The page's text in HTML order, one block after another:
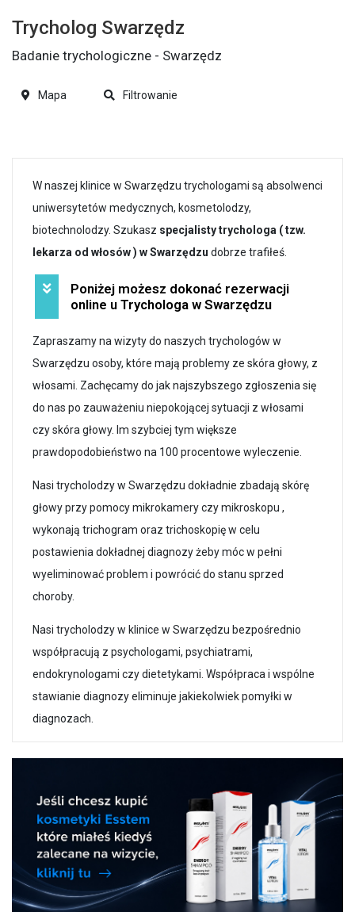
W naszej klinice w Swarzędzu trychologami są absolwenci
uniwersytetów medycznych, kosmetolodzy,
biotechnolodzy. Szukasz specjalisty trychologa ( tzw.
lekarza od włosów ) w Swarzędzu dobrze trafiłeś.
Poniżej możesz dokonać rezerwacji
online u Trychologa w Swarzędzu
Zapraszamy na wizyty do naszych trychologów w
Swarzędzu osoby, które mają problemy ze skóra głowy, z
włosami. Zachęcamy do jak najszybszego zgłoszenia się
do nas po zauważeniu niepokojącej sytuacji z włosami
czy skóra głowy. Im szybciej tym większe
prawdopodobieństwo na 100 procentowe wyleczenie.
Nasi trycholodzy w Swarzędzu dokładnie zbadają skórę
głowy przy pomocy mikrokamery czy mikroskopu ,
wykonają trichogram oraz trichoskopię w celu
postawienia dokładnej diagnozy żeby móc w pełni
wyeliminować problem i powrócić do stanu sprzed
choroby.
Nasi trycholodzy w klinice w Swarzędzu bezpośrednio
współpracują z psychologami, psychiatrami,
endokrynologami czy dietetykami. Współpraca i wspólne
stawianie diagnozy eliminuje jakiekolwiek pomyłki w
diagnozach.
Trycholog Swarzędz
Badanie trychologiczne - Swarzędz
Mapa Filtrowanie